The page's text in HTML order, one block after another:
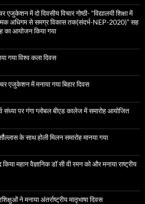
में दो दिवसीय विचार गोष्ठी- “विद्यालयी शिक्षा में
अधिगम से समग्र विकास तक(संदर्भ-NEP-2020)” सह
का आयोजन किया गया
गया विश्व कला दिवस
एजुकेशन में मनाया गया बिहार दिवस
संध्या पर गंगा ग्लोबल बीएड कालेज में समारोह आयोजित
के साथ होली मिलन समारोह मानया गया
महान वैज्ञानिक डॉ सी वी रमन को और मनाया राष्ट्रीय
ने मनाया अंतर्राष्ट्रीय मातृभाषा दिवस